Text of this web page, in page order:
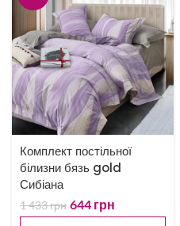
Комплект постільної
білизни бязь gold
Сибіана
1 433грн 644 грн